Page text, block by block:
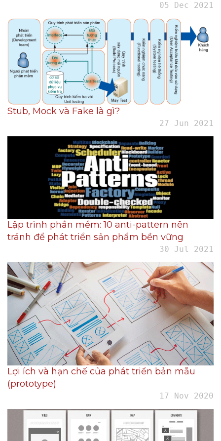
05 Dec 2021
Stub, Mock và Fake là gì?
27 Jun 2021
Lập trình phần mềm: 10 anti-pattern nên
tránh để phát triển sản phẩm bền vững
30 Jul 2021
Lợi ích và hạn chế của phát triển bản mẫu
(prototype)
17 Nov 2020